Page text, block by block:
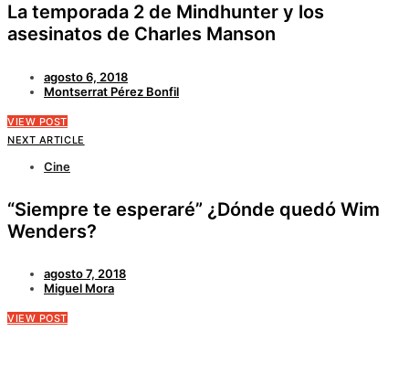
La temporada 2 de Mindhunter y los
asesinatos de Charles Manson
agosto 6, 2018
Montserrat Pérez Bonfil
VIEW POST
NEXT ARTICLE
Cine
“Siempre te esperaré” ¿Dónde quedó Wim
Wenders?
agosto 7, 2018
Miguel Mora
VIEW POST